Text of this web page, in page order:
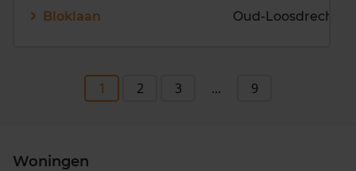
Bloklaan Oud-Loosdrecht
1 2 3 ... 9
Woningen